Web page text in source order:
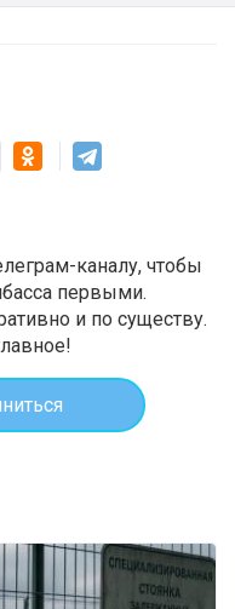
каналу, чтобы
первыми.
и по существу.